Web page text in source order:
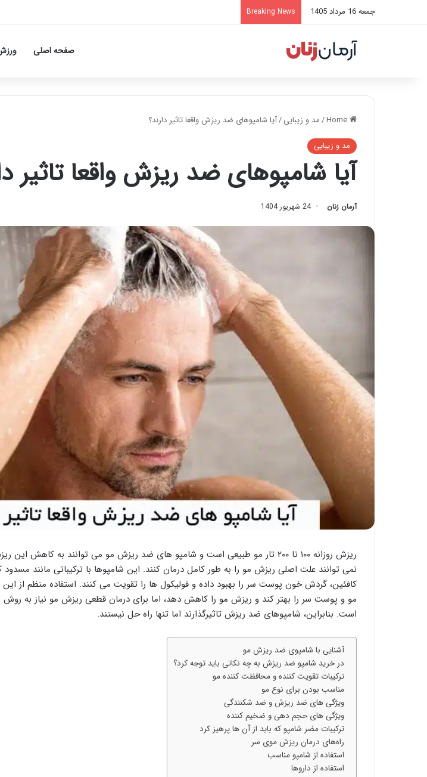
جمعه 16 مرداد 1405 Breaking News
صفحه اصلی
/مد و زیبایی/آیا شامپوهای ضد ریزش واقعا تاثیر دارند؟
مد و زیبایی
آیا شامپوهای ضد ریزش واقعا تاثیر
آرمان زنان 24 شهریور 1404
ریزش روزانه ۱۰۰ تا ۲۰۰ تار مو طبیعی است و شامپو های ضد ریزش مو می‌ توانند به کاهش
کافئین، گردش خون پوست سر را بهبود داده و فولیکول‌ ها را تقویت می‌ کنند. استفاده منظم از
مو و پوست سر را بهتر کند و ریزش مو را کاهش دهد، اما برای درمان قطعی ریزش مو نیاز به
است. بنابراین، شامپوهای ضد ریزش تاثیرگذارند اما تنها راه حل نیستند.
آشنایی با شامپوی ضد ریزش مو
در خرید شامپو ضد ریزش به چه نکاتی باید توجه کرد؟
ترکیبات تقویت ‌کننده و محافظت ‌کننده مو
مناسب بودن برای نوع مو
ویژگی ‌های ضد ریزش و ضد شکنندگی
ویژگی ‌های حجم ‌دهی و ضخیم ‌کننده
ترکیبات مضر شامپو که باید از آن‌ ها پرهیز کرد
راه‌های درمان ریزش موی سر
استفاده از شامپو مناسب
استفاده از داروها